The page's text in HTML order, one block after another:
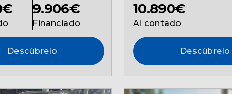
9.906€
Financiado
Descúbrelo
10.890€
Al contado
Descúbrelo